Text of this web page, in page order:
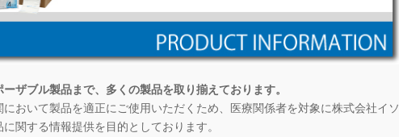
ザブル製品まで、多くの製品を取り揃えております。
おいて製品を適正にご使用いただくため、医療関係者を対象に株式会社イソ
関する情報提供を目的としております。